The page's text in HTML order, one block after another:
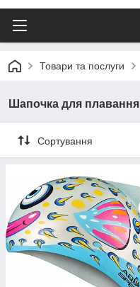
Товари та послуги
Шапочка для плавання
Сортування